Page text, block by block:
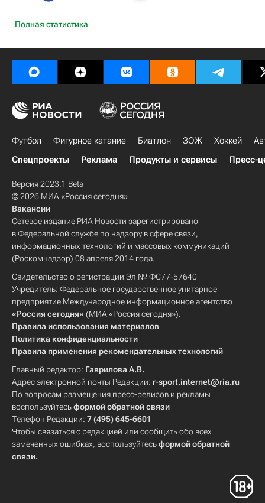
Полная статистика
Футбол Фигурное катание Биатлон ЗОЖ Хоккей
Спецпроекты
Реклама Продукты и сервисы Пресс-
Версия 2023.1 Beta
© 2026 МИА «Россия сегодня»
Вакансии
Сетевое издание РИА Новости зарегистрировано
в Федеральной службе по надзору в сфере связи,
информационных технологий и массовых коммуникаций
(Роскомнадзор) 08 апреля 2014 года.
Свидетельство о регистрации Эл № ФС77-57640
Учредитель: Федеральное государственное унитарное
предприятие Международное информационное агентство
«Россия сегодня» (МИА «Россия сегодня»).
Правила использования материалов
Политика конфиденциальности
Правила применения рекомендательных технологий
Главный редактор: Гаврилова А.В.
Адрес электронной почты Редакции: r-sport.internet@ria.ru
По вопросам размещения пресс-релизов и рекламы
воспользуйтесьформой обратной связи
Телефон Редакции: 7 (495) 645-6601
Чтобы связаться с редакцией или сообщить обо всех
замеченных ошибках, воспользуйтесьформой обратной
связи.